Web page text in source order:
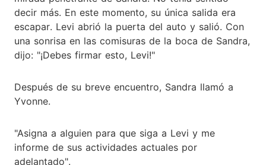
decir más. En este momento, su única salida era
escapar. Levi abrió la puerta del auto y salió. Con
una sonrisa en las comisuras de la boca de Sandra,
dijo: "¡Debes firmar esto, Levi!"
Después de su breve encuentro, Sandra llamó a
Yvonne.
"Asigna a alguien para que siga a Levi y me
informe de sus actividades actuales por
adelantado".